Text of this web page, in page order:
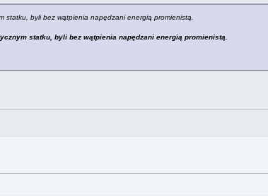
statku, byli bez wątpienia napędzani energią promienistą.
statku, byli bez wątpienia napędzani energią promienistą.